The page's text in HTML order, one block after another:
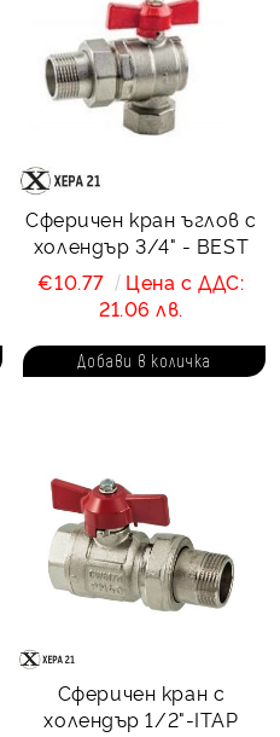
Сферичен кран ъглов с
холендър 3/4" - BEST
€10.77
Цена с ДДС:
21.06 лв.
Сферичен кран с
холендър 1/2"-ITAP